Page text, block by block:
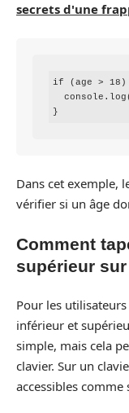
secrets d'une
if (age >
}
Dans cet exemple,
vérifier si un âge
Comment
supérieur
Pour les utilisateurs
inférieur et
simple, mais cela
clavier. Sur un
accessibles comme